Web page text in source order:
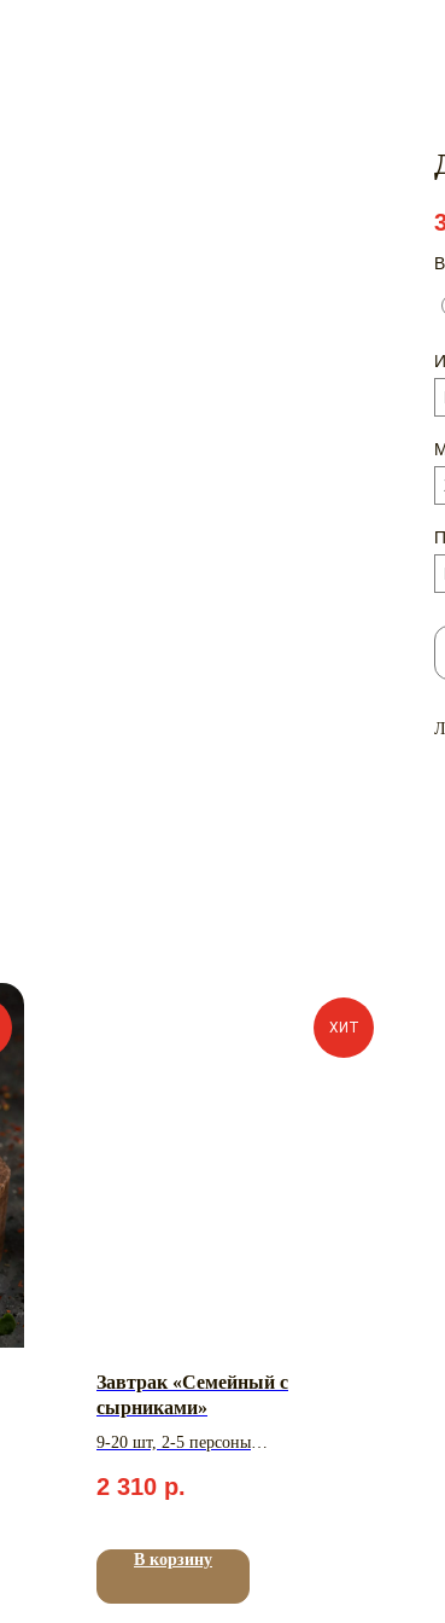
ХИТ
Завтрак «Семейный с
сырниками»
9-20 шт, 2-5 персоны
2 310 р.
В корзину